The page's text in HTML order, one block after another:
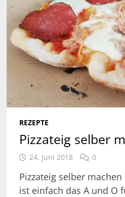
REZEPTE
Pizzateig selber
24. Juni 2018 0
Pizzateig selber
ist einfach das A und O